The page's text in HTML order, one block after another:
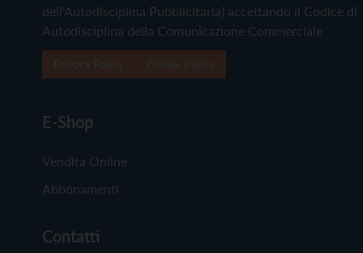
dell'Autodisciplina Pubblicitaria) accettando il Codice di
Autodisciplina della Comunicazione Commerciale
E-Shop
Vendita Online
Abbonamenti
Contatti